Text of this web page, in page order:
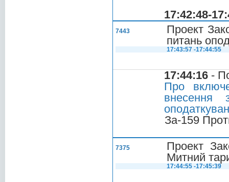
17:42:48-
7443
Проект
питань
17:43:57 -17:44:55
17:44:16 -
Про
внесення
За-159
7375
Проект
Митний
17:44:55 -17:45:39